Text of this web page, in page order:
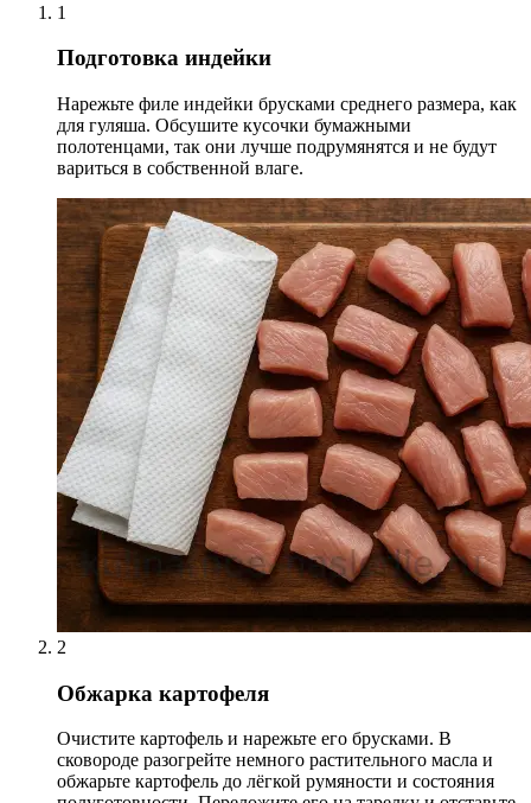
1
Подготовка индейки
Нарежьте филе индейки брусками среднего размера, как
для гуляша. Обсушите кусочки бумажными
полотенцами, так они лучше подрумянятся и не будут
вариться в собственной влаге.
2
Обжарка картофеля
Очистите картофель и нарежьте его брусками. В
сковороде разогрейте немного растительного масла и
обжарьте картофель до лёгкой румяности и состояния